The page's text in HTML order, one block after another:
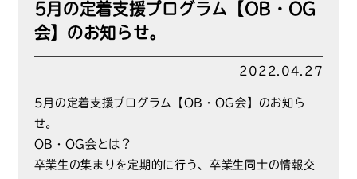
5月の定着支援プログラム【OB・OG
会】のお知らせ。
2022.04.27
5月の定着支援プログラム【OB・OG会】のお知ら
せ。
OB・OG会とは？
卒業生の集まりを定期的に行う、卒業生同士の情報交